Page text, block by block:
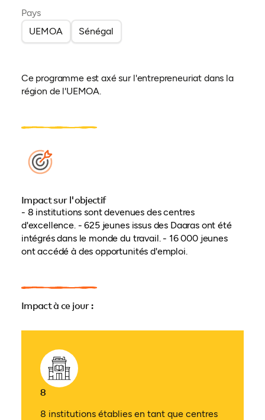
Pays
UEMOA
Sénégal
Ce programme est axé sur l'entrepreneuriat dans la
région de l'UEMOA.
Impact sur l'objectif
- 8 institutions sont devenues des centres
d'excellence. - 625 jeunes issus des Daaras ont été
intégrés dans le monde du travail. - 16 000 jeunes
ont accédé à des opportunités d'emploi.
Impact à ce jour :
8
8 institutions établies en tant que centres